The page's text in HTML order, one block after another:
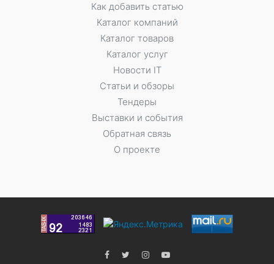
Как добавить статью
Каталог компаний
Каталог товаров
Каталог услуг
Новости IT
Статьи и обзоры
Тендеры
Выставки и события
Обратная связь
О проекте